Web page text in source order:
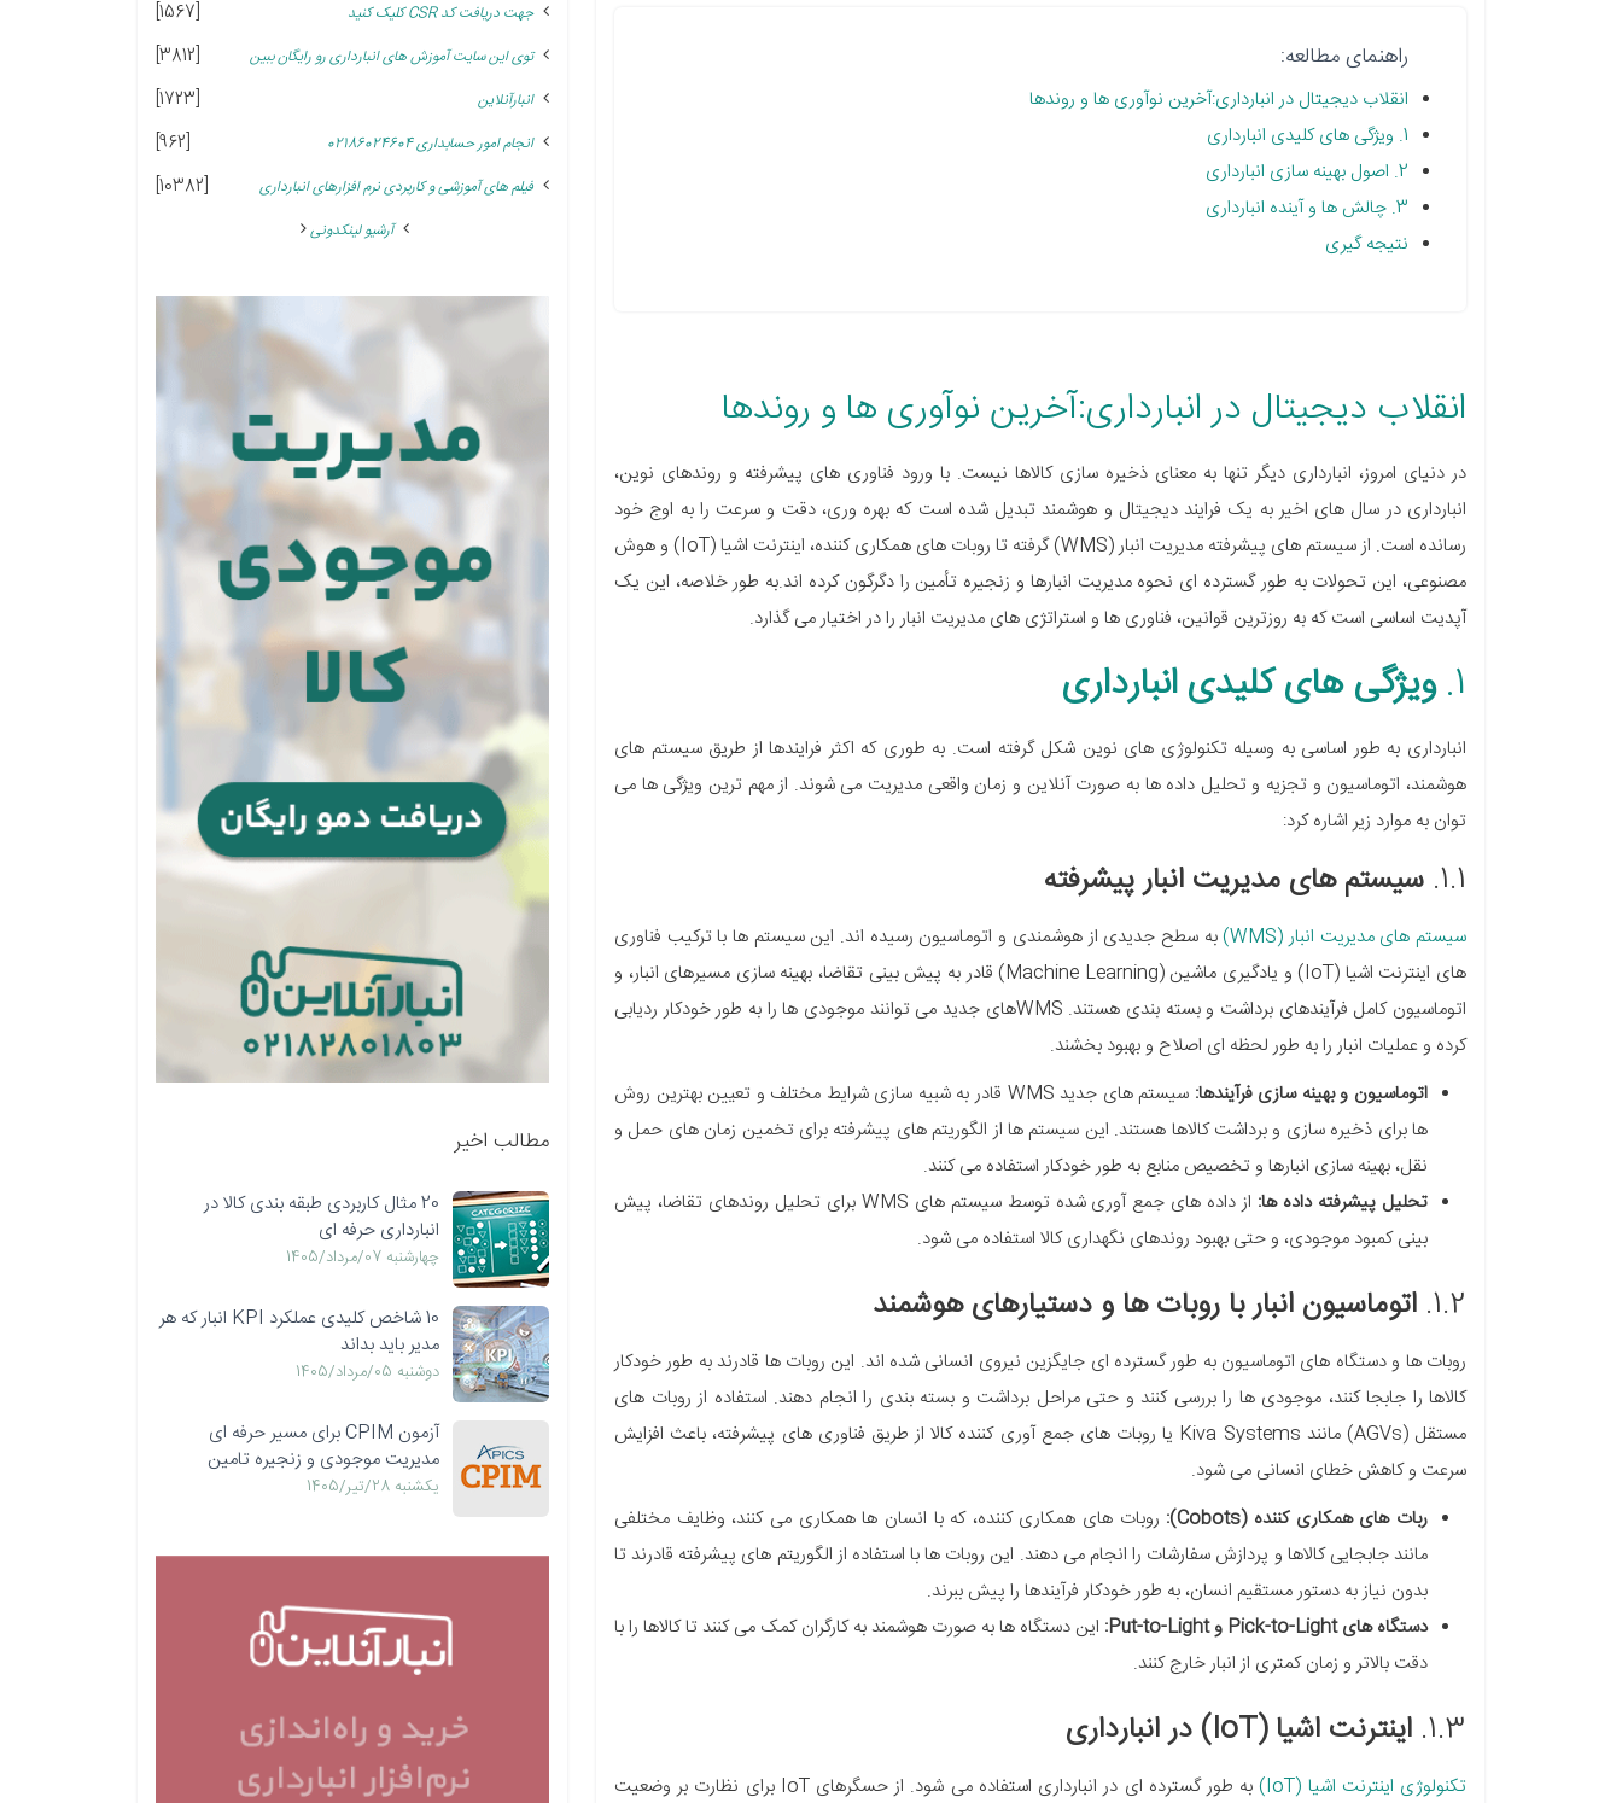
راهنمای مطالعه:
انقلاب دیجیتال در انبارداری:آخرین نوآوری ها و روندها
1. ویژگی های کلیدی انبارداری
2. اصول بهینه سازی انبارداری
3. چالش ها و آینده انبارداری
نتیجه گیری
انقلاب دیجیتال در انبارداری:آخرین نوآوری ها و روندها
در دنیای امروز، انبارداری دیگر تنها به معنای ذخیره سازی کالاها نیست. با ورود فناوری های پیشرفته و روندهای نوین،
انبارداری در سال های اخیر به یک فرایند دیجیتال و هوشمند تبدیل شده است که بهره وری، دقت و سرعت را به اوج خود
رسانده است. از سیستم های پیشرفته مدیریت انبار (WMS) گرفته تا روبات های همکاری کننده، اینترنت اشیا (IoT) و هوش
مصنوعی، این تحولات به طور گسترده ای نحوه مدیریت انبارها و زنجیره تأمین را دگرگون کرده اند.به طور خلاصه، این یک
آپدیت اساسی است که به روزترین قوانین، فناوری ها و استراتژی های مدیریت انبار را در اختیار می گذارد.
1. ویژگی های کلیدی انبارداری
انبارداری به طور اساسی به وسیله تکنولوژی های نوین شکل گرفته است. به طوری که اکثر فرایندها از طریق سیستم های
هوشمند، اتوماسیون و تجزیه و تحلیل داده ها به صورت آنلاین و زمان واقعی مدیریت می شوند. از مهم ترین ویژگی ها می
توان به موارد زیر اشاره کرد:
1.1. سیستم های مدیریت انبار پیشرفته
سیستم های مدیریت انبار (WMS)
به سطح جدیدی از هوشمندی و اتوماسیون رسیده اند. این سیستم ها با ترکیب فناوری
های اینترنت اشیا (IoT) و یادگیری ماشین (Machine Learning) قادر به پیش بینی تقاضا، بهینه سازی مسیرهای انبار، و
اتوماسیون کامل فرآیندهای برداشت و بسته بندی هستند. WMSهای جدید می توانند موجودی ها را به طور خودکار ردیابی
کرده و عملیات انبار را به طور لحظه ای اصلاح و بهبود بخشند.
اتوماسیون و بهینه سازی فرآیندها:
سیستم های جدید WMS قادر به شبیه سازی شرایط مختلف و تعیین بهترین روش
ها برای ذخیره سازی و برداشت کالاها هستند. این سیستم ها از الگوریتم های پیشرفته برای تخمین زمان های حمل و
نقل، بهینه سازی انبارها و تخصیص منابع به طور خودکار استفاده می کنند.
تحلیل پیشرفته داده ها:
از داده های جمع آوری شده توسط سیستم های WMS برای تحلیل روندهای تقاضا، پیش
بینی کمبود موجودی، و حتی بهبود روندهای نگهداری کالا استفاده می شود.
1.2. اتوماسیون انبار با روبات ها و دستیارهای هوشمند
روبات ها و دستگاه های اتوماسیون به طور گسترده ای جایگزین نیروی انسانی شده اند. این روبات ها قادرند به طور خودکار
کالاها را جابجا کنند، موجودی ها را بررسی کنند و حتی مراحل برداشت و بسته بندی را انجام دهند. استفاده از روبات های
مستقل (AGVs) مانند Kiva Systems یا روبات های جمع آوری کننده کالا از طریق فناوری های پیشرفته، باعث افزایش
سرعت و کاهش خطای انسانی می شود.
ربات های همکاری کننده (Cobots):
روبات های همکاری کننده، که با انسان ها همکاری می کنند، وظایف مختلفی
مانند جابجایی کالاها و پردازش سفارشات را انجام می دهند. این روبات ها با استفاده از الگوریتم های پیشرفته قادرند تا
بدون نیاز به دستور مستقیم انسان، به طور خودکار فرآیندها را پیش ببرند.
دستگاه های Pick-to-Light و Put-to-Light:
این دستگاه ها به صورت هوشمند به کارگران کمک می کنند تا کالاها را با
دقت بالاتر و زمان کمتری از انبار خارج کنند.
1.3. اینترنت اشیا (IoT) در انبارداری
تکنولوژی اینترنت اشیا (IoT)
به طور گسترده ای در انبارداری استفاده می شود. از حسگرهای IoT برای نظارت بر وضعیت
جهت دریافت کد CSR کلیک کنید [1567]
توی این سایت آموزش های انبارداری رو رایگان ببین [3812]
انبارآنلاین [1723]
انجام امور حسابداری 02186024604 [962]
فیلم های آموزشی و کاربردی نرم افزارهای انبارداری [10382]
آرشیو لینکدونی
مطالب اخیر
20 مثال کاربردی طبقه بندی کالا در
انبارداری حرفه ای
چهارشنبه 07/مرداد/1405
10 شاخص کلیدی عملکرد KPI انبار که هر
مدیر باید بداند
دوشنبه 05/مرداد/1405
آزمون CPIM برای مسیر حرفه ای
مدیریت موجودی و زنجیره تامین
يكشنبه 28/تیر/1405